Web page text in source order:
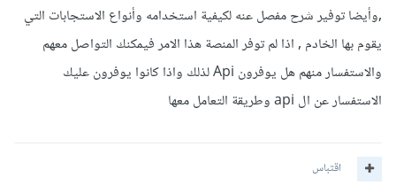
,وأيضا توفير شرح مفصل عنه لكيفية استخدامه وأنواع الاستجابات التي
يقوم بها الخادم , اذا لم توفر المنصة هذا الامر فيمكنك التواصل معهم
والاستفسار منهم هل يوفرون Api لذلك واذا كانوا يوفرون عليك
الاستفسار عن ال api وطريقة التعامل معها
اقتباس